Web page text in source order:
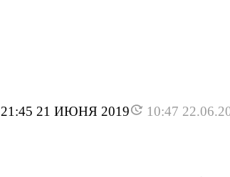
21:45 21 ИЮНЯ 2019 10:47